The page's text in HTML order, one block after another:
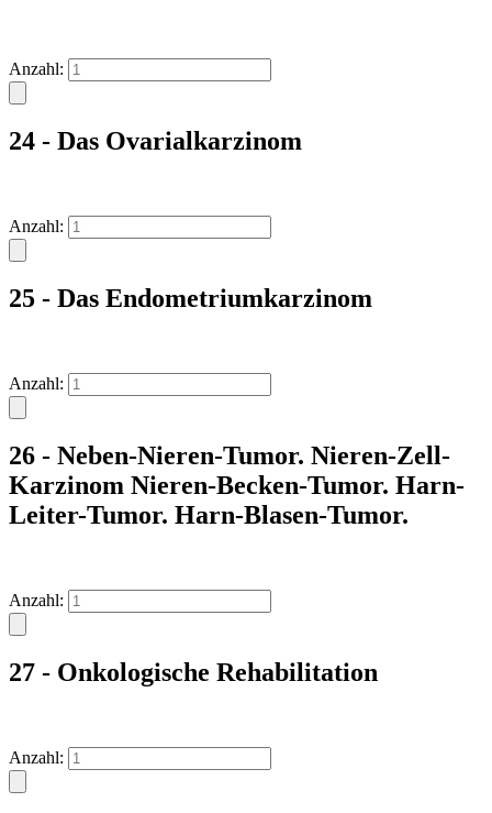
Anzahl:
24 - Das Ovarialkarzinom
Anzahl:
25 - Das Endometriumkarzinom
Anzahl:
26 - Neben-Nieren-Tumor. Nieren-Zell-
Karzinom Nieren-Becken-Tumor. Harn-
Leiter-Tumor. Harn-Blasen-Tumor.
Anzahl:
27 - Onkologische Rehabilitation
Anzahl: